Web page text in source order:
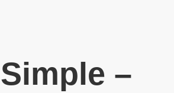
Simple –